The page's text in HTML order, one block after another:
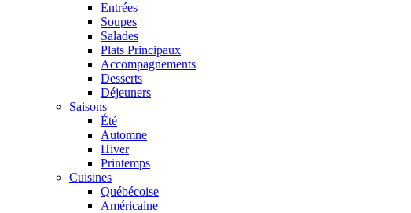
Entrées
Soupes
Salades
Plats Principaux
Accompagnements
Desserts
Déjeuners
Saisons
Été
Automne
Hiver
Printemps
Cuisines
Québécoise
Américaine